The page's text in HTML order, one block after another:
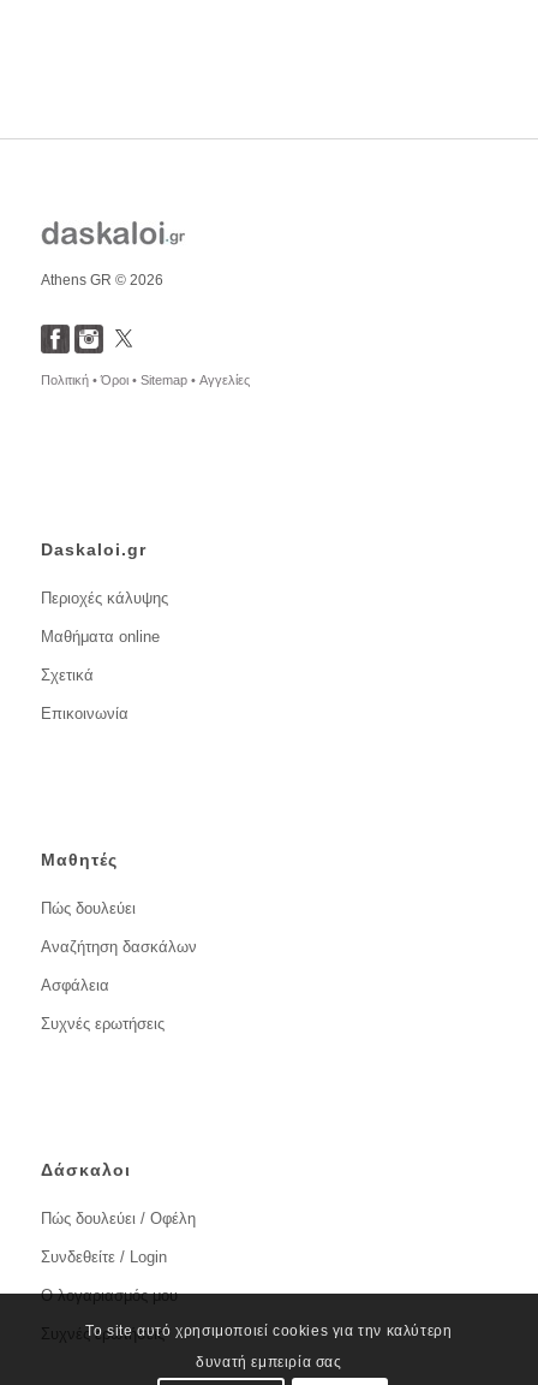
Athens GR © 2026
Πολιτική •Όροι • Sitemap • Αγγελίες
Daskaloi.gr
Περιοχές κάλυψης
Μαθήματα online
Σχετικά
Επικοινωνία
Μαθητές
Πώς δουλεύει
Αναζήτηση δασκάλων
Ασφάλεια
Συχνές ερωτήσεις
Δάσκαλοι
Πώς δουλεύει / Οφέλη
Συνδεθείτε / Login
Ο λογαριασμός μου
Συχνές ερωτήσεις
Το site αυτό χρησιμοποιεί cookies για την καλύτερη
δυνατή εμπειρία σας